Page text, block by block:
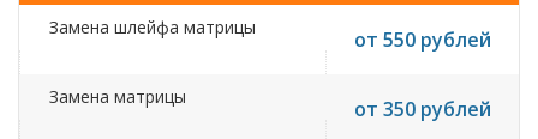
Замена шлейфа матрицы от 550 рублей
Замена матрицы от 350 рублей